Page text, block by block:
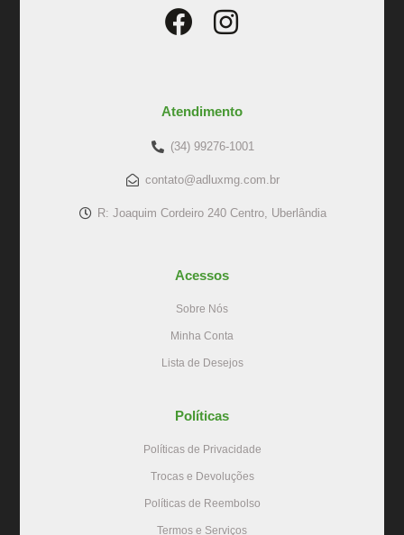
Atendimento
(34) 99276-1001
contato@adluxmg.com.br
R: Joaquim Cordeiro 240 Centro, Uberlândia
Acessos
Sobre Nós
Minha Conta
Lista de Desejos
Políticas
Políticas de Privacidade
Trocas e Devoluções
Políticas de Reembolso
Termos e Serviços